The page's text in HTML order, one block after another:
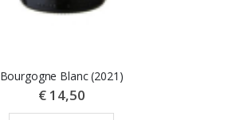
Bourgogne Blanc (2021)
€ 14,50